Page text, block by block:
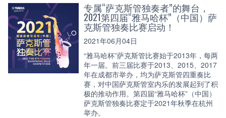
专属“萨克斯管独奏者”的舞台，
2021第四届“雅马哈杯”（中国）萨
克斯管独奏比赛启动！
2021年06月04日
“雅马哈杯”萨克斯管比赛始于2013年，每两
年一届。前三届比赛于2013、2015、2017
年在成都市举办，均为萨克斯管四重奏比
赛，对中国萨克斯管室内乐的发展起到了积
极的推动作用。第四届“雅马哈杯”（中国）
萨克斯管独奏比赛定于2021年秋季在杭州
举办。